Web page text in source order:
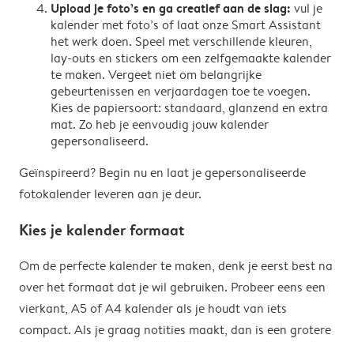
Upload je foto’s en ga creatief aan de slag: vul je
kalender met foto’s of laat onze Smart Assistant
het werk doen. Speel met verschillende kleuren,
lay-outs en stickers om een zelfgemaakte kalender
te maken. Vergeet niet om belangrijke
gebeurtenissen en verjaardagen toe te voegen.
Kies de papiersoort: standaard, glanzend en extra
mat. Zo heb je eenvoudig jouw kalender
gepersonaliseerd.
Geïnspireerd? Begin nu en laat je gepersonaliseerde
fotokalender leveren aan je deur.
Kies je kalender formaat
Om de perfecte kalender te maken, denk je eerst best na
over het formaat dat je wil gebruiken. Probeer eens een
vierkant, A5 of A4 kalender als je houdt van iets
compact. Als je graag notities maakt, dan is een grotere